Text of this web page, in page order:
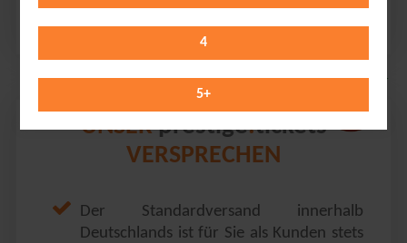
4
5+
Wednesday 04.11.2026
UNSERprestige.tickets
VERSPRECHEN
Der Standardversand innerhalb
Deutschlands ist für Sie als Kunden stets